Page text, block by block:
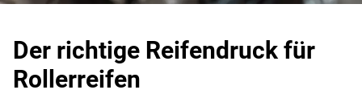
Der richtige Reifendruck für
Rollerreifen